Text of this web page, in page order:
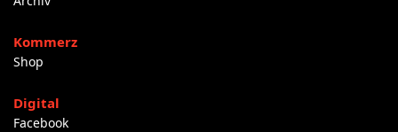
Kommerz
Shop
Digital
Facebook